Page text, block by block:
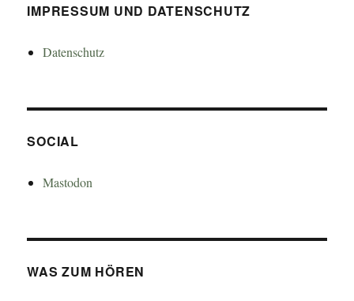
IMPRESSUM UND DATENSCHUTZ
Datenschutz
SOCIAL
Mastodon
WAS ZUM HÖREN